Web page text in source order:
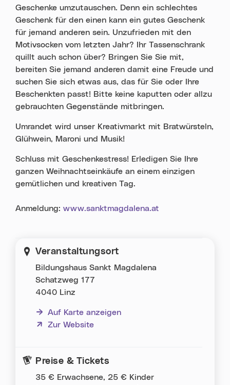
Geschenke umzutauschen. Denn ein schlechtes
Geschenk für den einen kann ein gutes Geschenk
für jemand anderen sein. Unzufrieden mit den
Motivsocken vom letzten Jahr? Ihr Tassenschrank
quillt auch schon über? Bringen Sie Sie mit,
bereiten Sie jemand anderen damit eine Freude und
suchen Sie sich etwas aus, das für Sie oder Ihre
Beschenkten passt! Bitte keine kaputten oder allzu
gebrauchten Gegenstände mitbringen.
Umrandet wird unser Kreativmarkt mit Bratwürsteln,
Glühwein, Maroni und Musik!
Schluss mit Geschenkestress! Erledigen Sie Ihre
ganzen Weihnachtseinkäufe an einem einzigen
gemütlichen und kreativen Tag.
Anmeldung: www.sanktmagdalena.at
Veranstaltungsort
Bildungshaus Sankt Magdalena
Schatzweg 177
4040 Linz
Auf Karte anzeigen
Zur Website
(neues Fenster)
Preise & Tickets
35 € Erwachsene, 25 € Kinder